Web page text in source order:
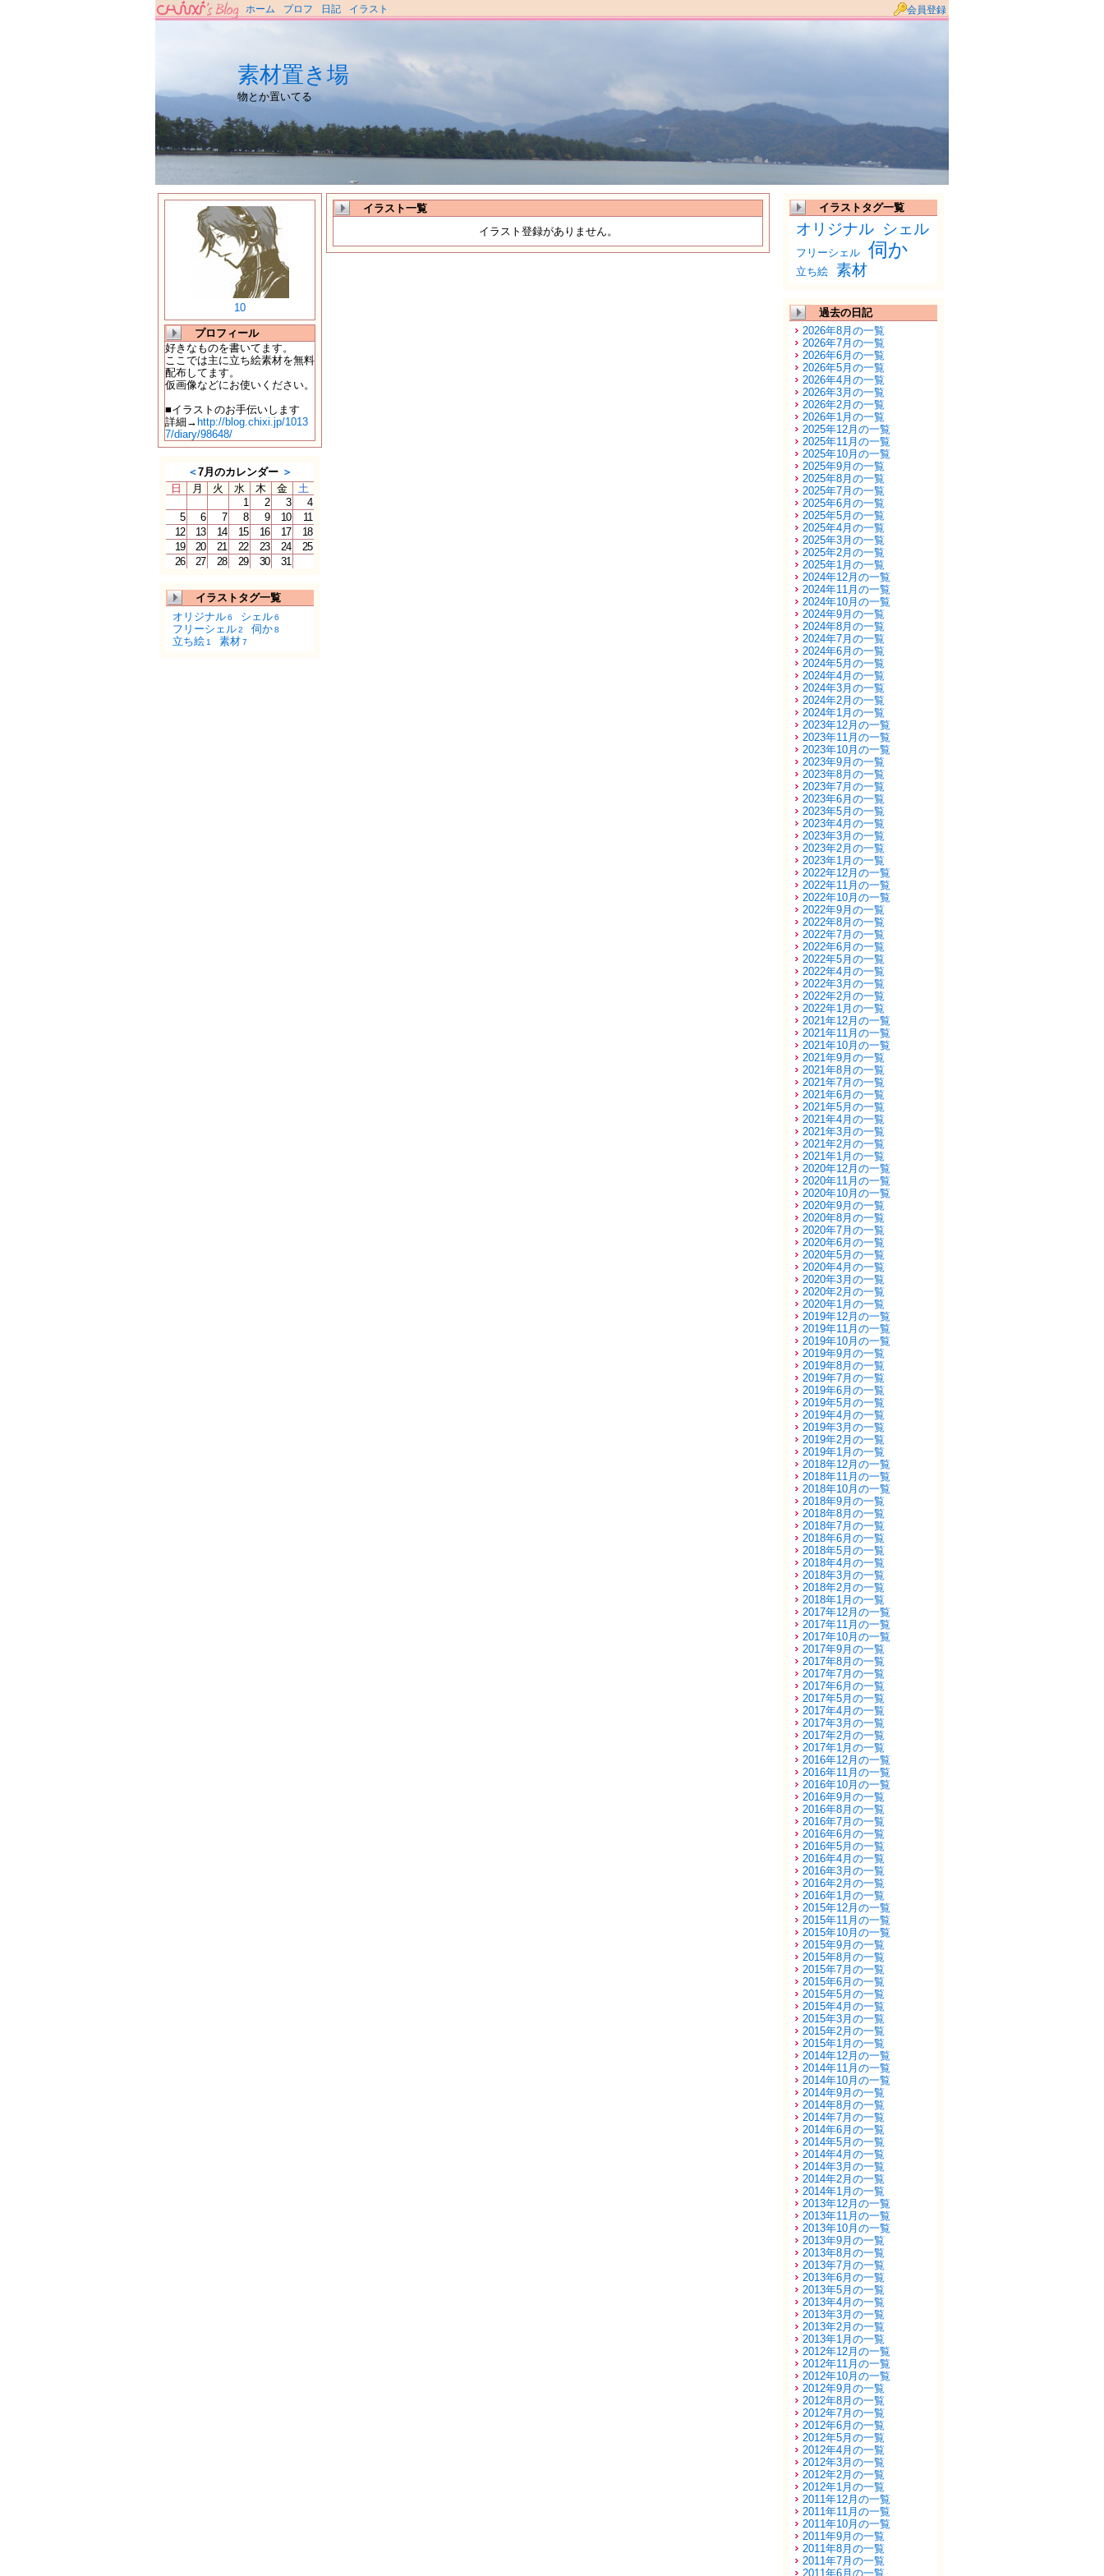
ホーム プロフ 日記 イラスト 会員登録
素材置き場
物とか置いてる
10
プロフィール
好きなものを書いてます。
ここでは主に立ち絵素材を無料
配布してます。
仮画像などにお使いください。
■イラストのお手伝いします
詳細→ http://blog.chixi.jp/1013
7/diary/98648/
＜7月のカレンダー ＞
日
月 火 水 木 金
土
1
2 3
4
5
6 7 8 9 10
11
12
13 14 15 16 17
18
19
20 21 22 23 24
25
26
27 28 29 30 31
イラストタグ一覧
オリジナル6 シェル6
フリーシェル2 伺か8
立ち絵 1 素材7
イラスト一覧
イラスト登録がありません。
イラストタグ一覧
オリジナル シェル
フリーシェル 伺か
立ち絵 素材
過去の日記
2026年8月の一覧
2026年7月の一覧
2026年6月の一覧
2026年5月の一覧
2026年4月の一覧
2026年3月の一覧
2026年2月の一覧
2026年1月の一覧
2025年12月の一覧
2025年11月の一覧
2025年10月の一覧
2025年9月の一覧
2025年8月の一覧
2025年7月の一覧
2025年6月の一覧
2025年5月の一覧
2025年4月の一覧
2025年3月の一覧
2025年2月の一覧
2025年1月の一覧
2024年12月の一覧
2024年11月の一覧
2024年10月の一覧
2024年9月の一覧
2024年8月の一覧
2024年7月の一覧
2024年6月の一覧
2024年5月の一覧
2024年4月の一覧
2024年3月の一覧
2024年2月の一覧
2024年1月の一覧
2023年12月の一覧
2023年11月の一覧
2023年10月の一覧
2023年9月の一覧
2023年8月の一覧
2023年7月の一覧
2023年6月の一覧
2023年5月の一覧
2023年4月の一覧
2023年3月の一覧
2023年2月の一覧
2023年1月の一覧
2022年12月の一覧
2022年11月の一覧
2022年10月の一覧
2022年9月の一覧
2022年8月の一覧
2022年7月の一覧
2022年6月の一覧
2022年5月の一覧
2022年4月の一覧
2022年3月の一覧
2022年2月の一覧
2022年1月の一覧
2021年12月の一覧
2021年11月の一覧
2021年10月の一覧
2021年9月の一覧
2021年8月の一覧
2021年7月の一覧
2021年6月の一覧
2021年5月の一覧
2021年4月の一覧
2021年3月の一覧
2021年2月の一覧
2021年1月の一覧
2020年12月の一覧
2020年11月の一覧
2020年10月の一覧
2020年9月の一覧
2020年8月の一覧
2020年7月の一覧
2020年6月の一覧
2020年5月の一覧
2020年4月の一覧
2020年3月の一覧
2020年2月の一覧
2020年1月の一覧
2019年12月の一覧
2019年11月の一覧
2019年10月の一覧
2019年9月の一覧
2019年8月の一覧
2019年7月の一覧
2019年6月の一覧
2019年5月の一覧
2019年4月の一覧
2019年3月の一覧
2019年2月の一覧
2019年1月の一覧
2018年12月の一覧
2018年11月の一覧
2018年10月の一覧
2018年9月の一覧
2018年8月の一覧
2018年7月の一覧
2018年6月の一覧
2018年5月の一覧
2018年4月の一覧
2018年3月の一覧
2018年2月の一覧
2018年1月の一覧
2017年12月の一覧
2017年11月の一覧
2017年10月の一覧
2017年9月の一覧
2017年8月の一覧
2017年7月の一覧
2017年6月の一覧
2017年5月の一覧
2017年4月の一覧
2017年3月の一覧
2017年2月の一覧
2017年1月の一覧
2016年12月の一覧
2016年11月の一覧
2016年10月の一覧
2016年9月の一覧
2016年8月の一覧
2016年7月の一覧
2016年6月の一覧
2016年5月の一覧
2016年4月の一覧
2016年3月の一覧
2016年2月の一覧
2016年1月の一覧
2015年12月の一覧
2015年11月の一覧
2015年10月の一覧
2015年9月の一覧
2015年8月の一覧
2015年7月の一覧
2015年6月の一覧
2015年5月の一覧
2015年4月の一覧
2015年3月の一覧
2015年2月の一覧
2015年1月の一覧
2014年12月の一覧
2014年11月の一覧
2014年10月の一覧
2014年9月の一覧
2014年8月の一覧
2014年7月の一覧
2014年6月の一覧
2014年5月の一覧
2014年4月の一覧
2014年3月の一覧
2014年2月の一覧
2014年1月の一覧
2013年12月の一覧
2013年11月の一覧
2013年10月の一覧
2013年9月の一覧
2013年8月の一覧
2013年7月の一覧
2013年6月の一覧
2013年5月の一覧
2013年4月の一覧
2013年3月の一覧
2013年2月の一覧
2013年1月の一覧
2012年12月の一覧
2012年11月の一覧
2012年10月の一覧
2012年9月の一覧
2012年8月の一覧
2012年7月の一覧
2012年6月の一覧
2012年5月の一覧
2012年4月の一覧
2012年3月の一覧
2012年2月の一覧
2012年1月の一覧
2011年12月の一覧
2011年11月の一覧
2011年10月の一覧
2011年9月の一覧
2011年8月の一覧
2011年7月の一覧
2011年6月の一覧